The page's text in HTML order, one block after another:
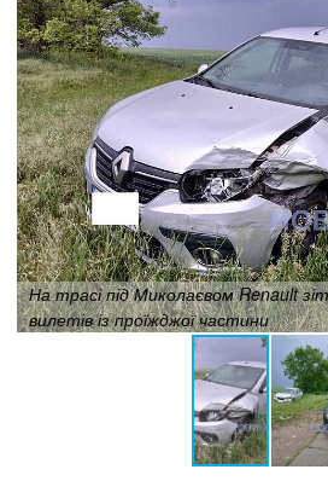
На трасі під Миколаєвом Renault
вилетів із проїжджої частини